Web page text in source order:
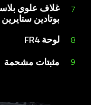
7 غلاف علوي
بوتادين ستايرين
8 لوحة FR4
9 مثبتات مشحمة